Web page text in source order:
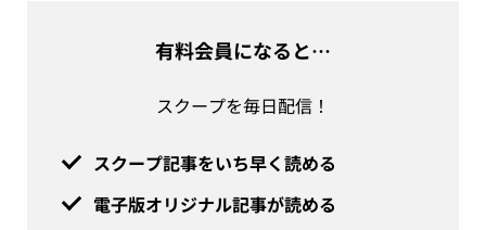
有料会員になると…
スクープを毎日配信！
スクープ記事をいち早く読める
電子版オリジナル記事が読める